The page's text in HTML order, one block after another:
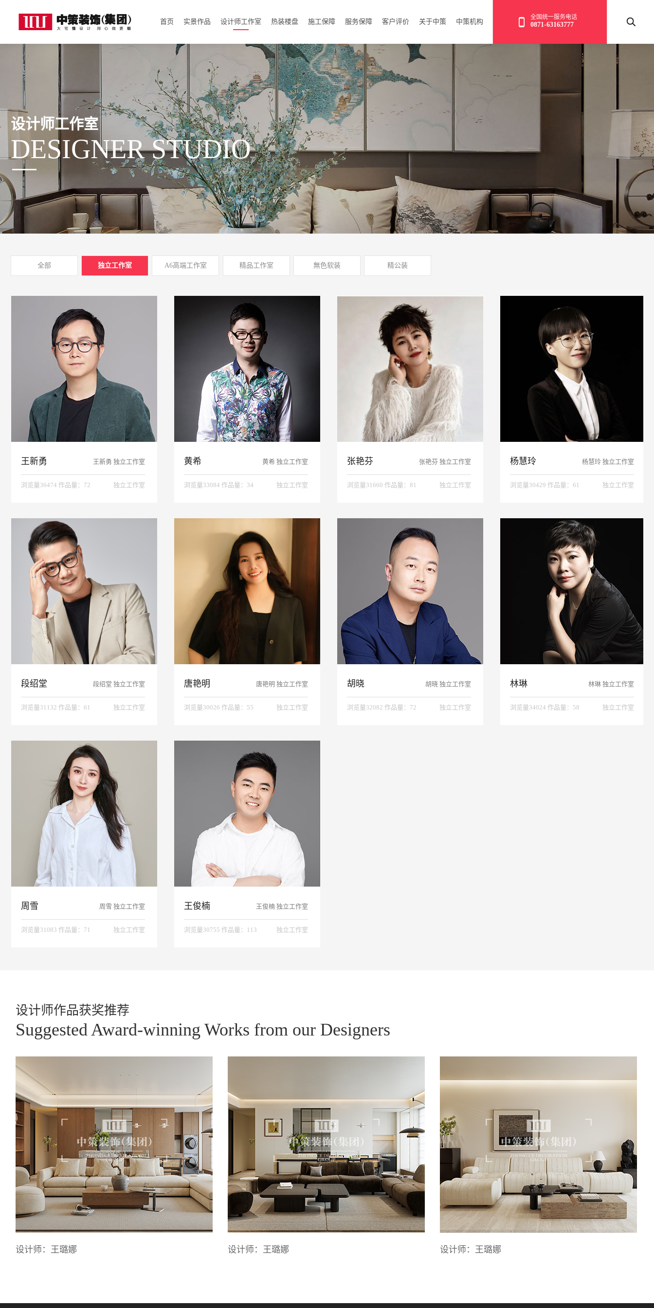
全国统一服务电话
0871-63163777
首页 实景作品 设计师工作室 热装楼盘 施工保障 服务保障 客户评价 关于中策 中策机构
设计师工作室
DESIGNER STUDIO
全部 独立工作室 A6高端工作室 精品工作室 無色软装 精公装
王新勇 独立工作室
王新勇
独立工作室
浏览量36474 作品量：72
黄希 独立工作室
黄希
独立工作室
浏览量33084 作品量：34
张艳芬 独立工作室
张艳芬
独立工作室
浏览量31660 作品量：81
杨慧玲 独立工作室
杨慧玲
独立工作室
浏览量30429 作品量：61
段绍堂 独立工作室
段绍堂
独立工作室
浏览量31132 作品量：61
唐艳明 独立工作室
唐艳明
独立工作室
浏览量30026 作品量：55
胡晓 独立工作室
胡晓
独立工作室
浏览量32082 作品量：72
林琳 独立工作室
林琳
独立工作室
浏览量34024 作品量：58
周雪 独立工作室
周雪
独立工作室
浏览量31083 作品量：71
王俊楠 独立工作室
王俊楠
独立工作室
浏览量30755 作品量：113
设计师作品获奖推荐
Suggested Award-winning Works from our Designers
设计师：王璐娜 设计师：王璐娜 设计师：王璐娜